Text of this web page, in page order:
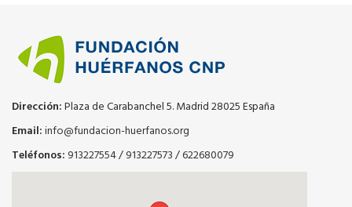
Dirección:Plaza de Carabanchel 5. Madrid 28025 España
Email:info@fundacion-huerfanos.org
Teléfonos: 913227554/913227573/622680079